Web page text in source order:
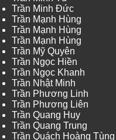
Trần Minh Đức
Trần Mạnh Hùng
Trần Mạnh Hùng
Trần Mạnh Hùng
Trần Mỹ Quyên
Trần Ngọc Hiền
Trần Ngọc Khanh
Trần Nhật Minh
Trần Phương Linh
Trần Phương Liên
Trần Quang Huy
Trần Quang Trung
Trần Quách Hoàng Tùng